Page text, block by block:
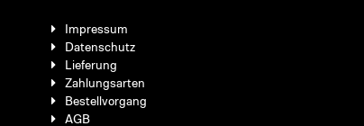
Impressum
Datenschutz
Lieferung
Zahlungsarten
Bestellvorgang
AGB